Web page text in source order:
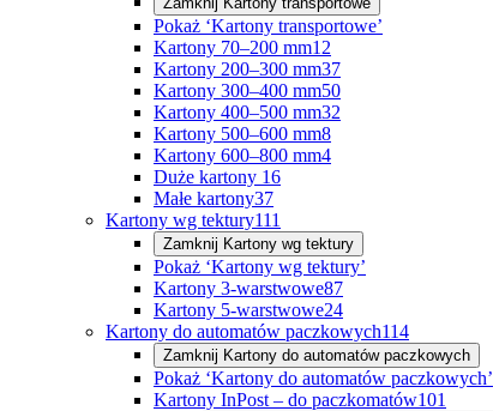
Pokaż ‘Kartony transportowe’
Kartony 70–200 mm12
Kartony 200–300 mm37
Kartony 300–400 mm50
Kartony 400–500 mm32
Kartony 500–600 mm8
Kartony 600–800 mm4
Duże kartony 16
Małe kartony37
Kartony wg tektury111
Zamknij Kartony wg tektury
Pokaż ‘Kartony wg tektury’
Kartony 3-warstwowe87
Kartony 5-warstwowe24
Kartony do automatów paczkowych114
Zamknij Kartony do automatów paczkowych
Pokaż ‘Kartony do automatów paczkowych’
Kartony InPost – do paczkomatów101